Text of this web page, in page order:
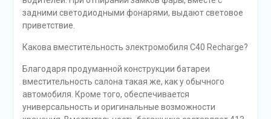
задними светодиодными фонарями, выдают световое
приветствие.
Какова вместительность электромобиля C40 Recharge?
Благодаря продуманной конструкции батареи
вместительность салона такая же, как у обычного
автомобиля. Кроме того, обеспечивается
универсальность и оригинальные возможности